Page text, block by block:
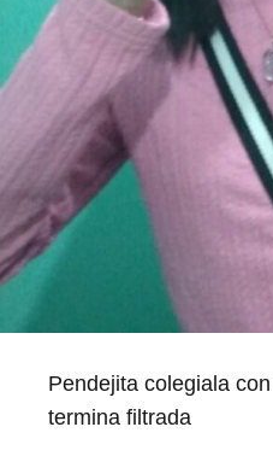
Pendejita colegiala
termina filtrada